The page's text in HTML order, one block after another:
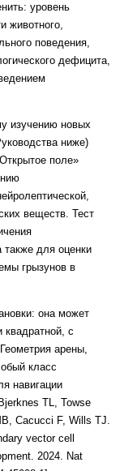
уровень
животного,
поведения,
дефицита,
изучению новых
ниже)
поле»
веществ. Тест
также для оценки
грызунов в
она может
с
арены,
класс
навигации
TL, Towse
Cacucci F, Wills TJ.
vector cell
2024. Nat